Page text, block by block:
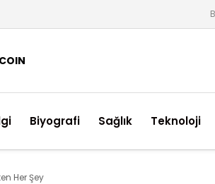
Biyografi Sağlık Teknoloji
Her Şey